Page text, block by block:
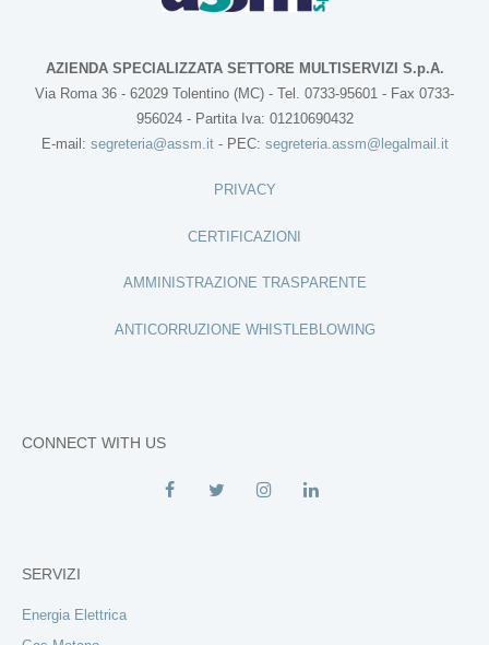
AZIENDA SPECIALIZZATA SETTORE MULTISERVIZI S.p.A.
Via Roma 36 - 62029 Tolentino (MC) - Tel. 0733-95601 - Fax 0733-
956024 - Partita Iva: 01210690432
E-mail: segreteria@assm.it- PEC: segreteria.assm@legalmail.it
PRIVACY
CERTIFICAZIONI
AMMINISTRAZIONE TRASPARENTE
ANTICORRUZIONE WHISTLEBLOWING
CONNECT WITH US
SERVIZI
Energia Elettrica